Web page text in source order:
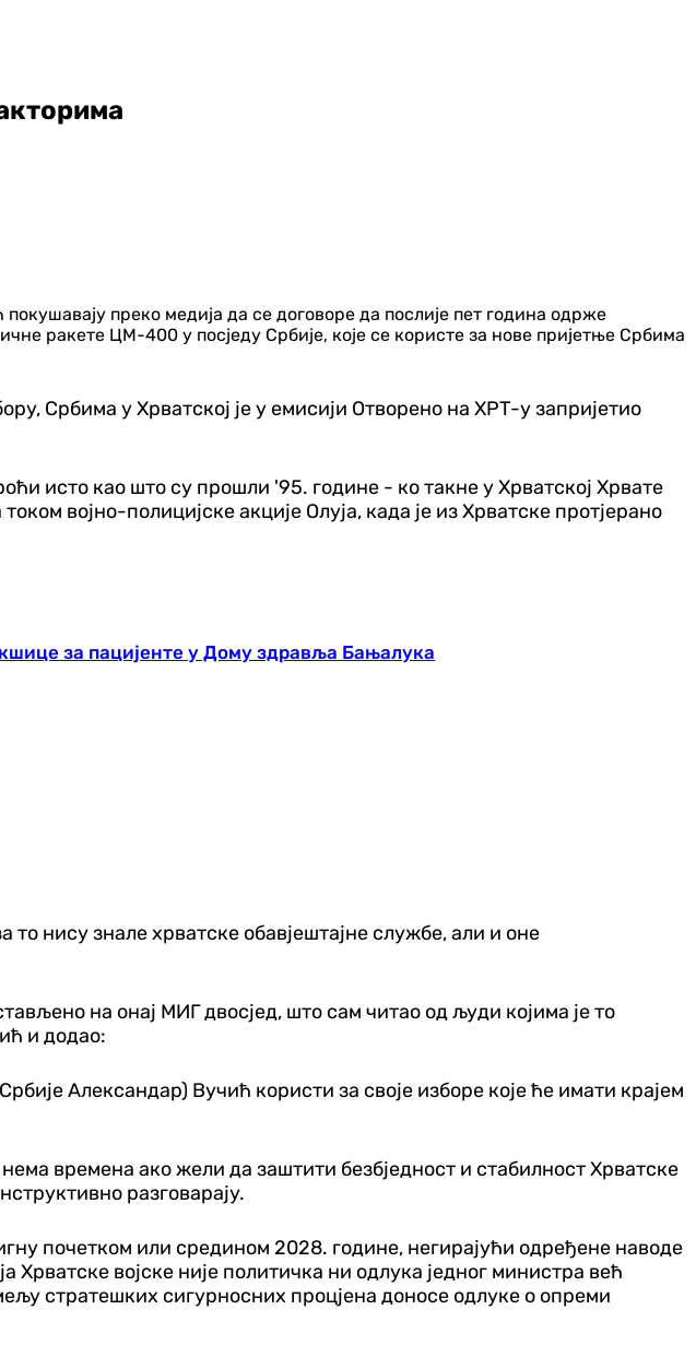
преко медија да се договоре да послије пет година одрже
ракете ЦМ-400 у посједу Србије, које се користе за нове пријетње Србима
Србима у Хрватској је у емисији Отворено на ХРТ-у запријетио
исто као што су прошли '95. године - ко такне у Хрватској Хрвате
војно-полицијске акције Олуја, када је из Хрватске протјерано
за пацијенте у Дому здравља Бањалука
нису знале хрватске обавјештајне службе, али и оне
на онај МИГ двосјед, што сам читао од људи којима је то
и додао:
Александар) Вучић користи за своје изборе које ће имати крајем
времена ако жели да заштити безбједност и стабилност Хрватске
разговарају.
почетком или средином 2028. године, негирајући одређене наводе
војске није политичка ни одлука једног министра већ
стратешких сигурносних процјена доносе одлуке о опреми